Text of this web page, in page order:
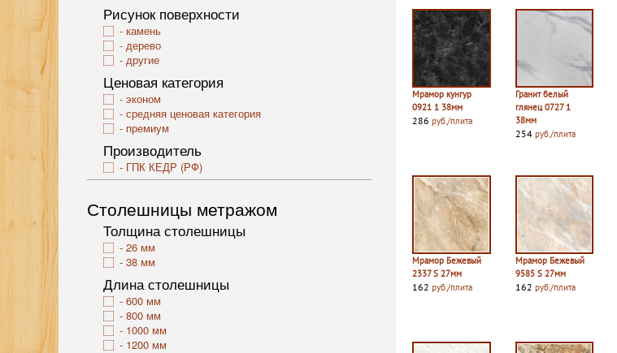
Рисунок поверхности
камень
дерево
другие
Ценовая категория
эконом
средняя ценовая категория
премиум
Производитель
ГПК КЕДР (РФ)
Столешницы метражом
Толщина столешницы
26 мм
38 мм
Длина столешницы
600 мм
800 мм
1000 мм
1200 мм
Мрамор кунгур
0921 1 38мм
286 руб./плита
Гранит белый
глянец 0727 1
38мм
254 руб./плита
Мрамор Бежевый
2337 S 27мм
162 руб./плита
Мрамор Бежевый
9585 S 27мм
162 руб./плита